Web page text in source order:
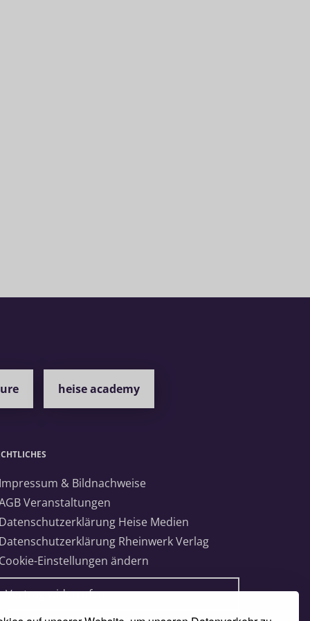
heise academy
& Bildnachweise
Veranstaltungen
Heise Medien
Rheinwerk Verlag
Einstellungen ändern
Vertrag widerrufen